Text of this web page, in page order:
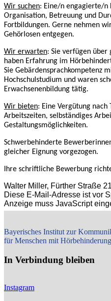
Wir suchen: Eine/n engagierte/
Organisation, Betreuung und
Fortbildungen. Gerne nehmen
Gehörlosen entgegen.
Wir erwarten: Sie verfügen über
haben Erfahrung im
Sie Gebärdensprachkompetenz
Hochschulstudium und waren
Erwachsenenbildung tätig.
Wir bieten: Eine Vergütung
Arbeitszeiten, selbständiges
Gestaltungsmöglichkeiten.
Schwerbehinderte
gleicher Eignung vorgezogen.
Ihre schriftliche Bewerbung
Walter Miller, Fürther Straße
Diese E-Mail-Adresse ist vor
Anzeige muss JavaScript
Bayerisches Institut zur
für Menschen mit Hörbehinderung
In Verbindung bleiben
Instagram